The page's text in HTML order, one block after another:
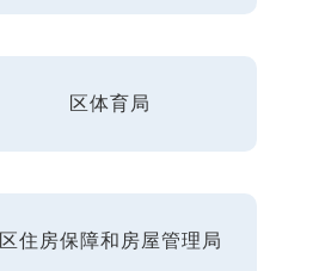
区体育局
区住房保障和房屋管理局